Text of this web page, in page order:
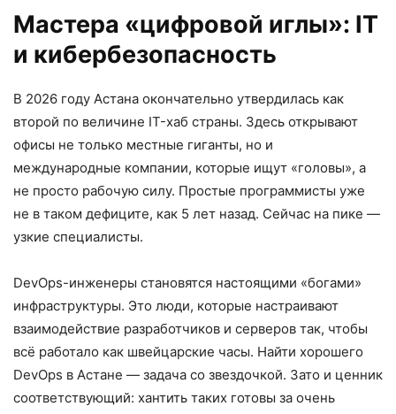
Мастера «цифровой иглы»: IT
и кибербезопасность
В 2026 году Астана окончательно утвердилась как
второй по величине IT-хаб страны. Здесь открывают
офисы не только местные гиганты, но и
международные компании, которые ищут «головы», а
не просто рабочую силу. Простые программисты уже
не в таком дефиците, как 5 лет назад. Сейчас на пике —
узкие специалисты.
DevOps-инженеры становятся настоящими «богами»
инфраструктуры. Это люди, которые настраивают
взаимодействие разработчиков и серверов так, чтобы
всё работало как швейцарские часы. Найти хорошего
DevOps в Астане — задача со звездочкой. Зато и ценник
соответствующий: хантить таких готовы за очень